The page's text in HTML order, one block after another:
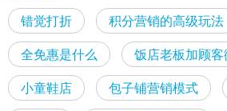
错觉打折
积分营销的高级玩法
全免惠是什么
饭店老板加顾
小童鞋店
包子铺营销模式